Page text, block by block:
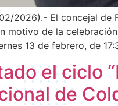
2026).- El concejal de
motivo de la
13 de febrero, de
el ciclo
de